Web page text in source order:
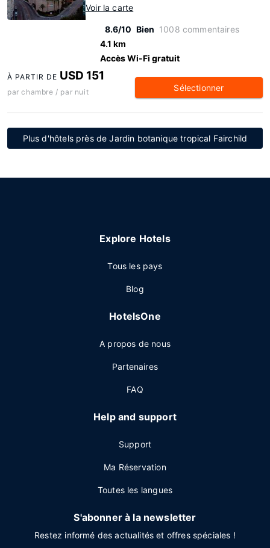
Voir la carte
8.6/10 Bien 1008 commentaires
4.1 km
Accès Wi-Fi gratuit
À PARTIR DE USD 151
par chambre / par nuit Sélectionner
Plus d'hôtels près de Jardin botanique tropical Fairchild
Explore Hotels
Tous les pays
Blog
HotelsOne
A propos de nous
Partenaires
FAQ
Help and support
Support
Ma Réservation
Toutes les langues
S'abonner à la newsletter
Restez informé des actualités et offres spéciales !